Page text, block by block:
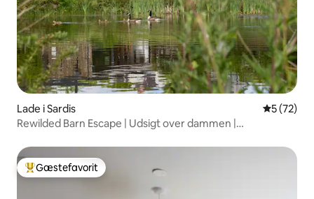
Lade i Sardis 5 ud af 5 i
5 (72)
Rewilded Barn Escape | Udsigt over dammen |
Bedste gæstefavorit
Gæstefavorit